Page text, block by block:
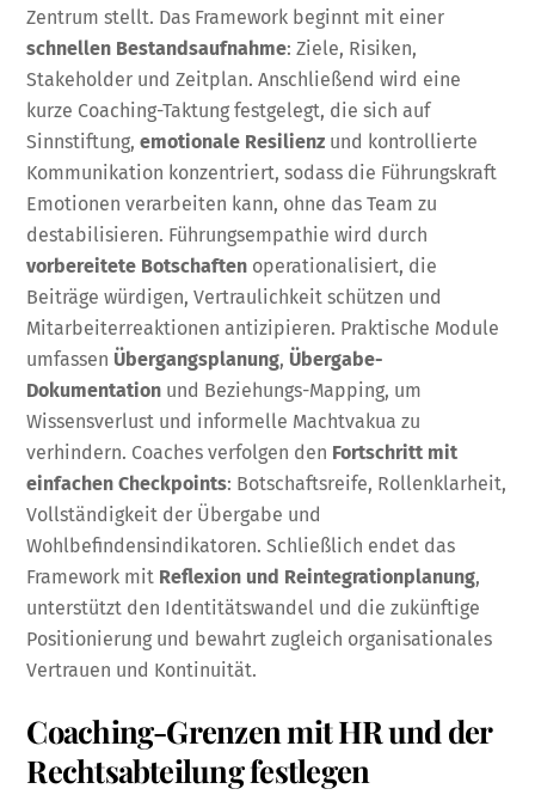
Zentrum stellt. Das Framework beginnt mit einer
schnellen Bestandsaufnahme: Ziele, Risiken,
Stakeholder und Zeitplan. Anschließend wird eine
kurze Coaching-Taktung festgelegt, die sich auf
Sinnstiftung,emotionale Resilienz und kontrollierte
Kommunikation konzentriert, sodass die Führungskraft
Emotionen verarbeiten kann, ohne das Team zu
destabilisieren. Führungsempathie wird durch
vorbereitete Botschaften operationalisiert, die
Beiträge würdigen, Vertraulichkeit schützen und
Mitarbeiterreaktionen antizipieren. Praktische Module
umfassen Übergangsplanung, Übergabe-
Dokumentation und Beziehungs-Mapping, um
Wissensverlust und informelle Machtvakua zu
verhindern. Coaches verfolgen den Fortschritt mit
einfachen Checkpoints: Botschaftsreife, Rollenklarheit,
Vollständigkeit der Übergabe und
Wohlbefindensindikatoren. Schließlich endet das
Framework mit Reflexion und Reintegrationplanung,
unterstützt den Identitätswandel und die zukünftige
Positionierung und bewahrt zugleich organisationales
Vertrauen und Kontinuität.
Coaching-Grenzen mit HR und der
Rechtsabteilung festlegen